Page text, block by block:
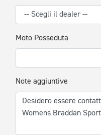
Moto Posseduta
Note aggiuntive